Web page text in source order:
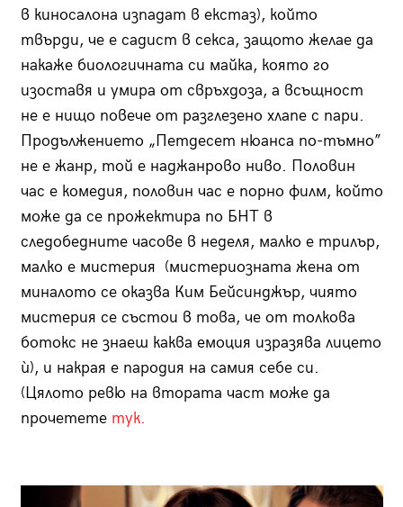
в киносалона изпадат в екстаз), който
твърди, че е садист в секса, защото желае да
накаже биологичната си майка, която го
изоставя и умира от свръхдоза, а всъщност
не е нищо повече от разглезено хлапе с пари.
Продължението „Петдесет нюанса по-тъмно”
не е жанр, той е наджанрово ниво. Половин
час е комедия, половин час е порно филм, който
може да се прожектира по БНТ в
следобедните часове в неделя, малко е трилър,
малко е мистерия (мистериозната жена от
миналото се оказва Ким Бейсинджър, чиято
мистерия се състои в това, че от толкова
ботокс не знаеш каква емоция изразява лицето
ѝ), и накрая е пародия на самия себе си.
(Цялото ревю на втората част може да
прочетете тук.